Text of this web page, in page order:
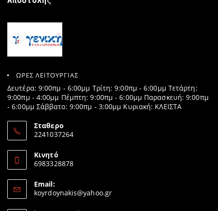
ΩΡΕΣ ΛΕΙΤΟΥΡΓΙΑΣ
Δευτέρα: 9:00πμ - 6:00μμ Τρίτη: 9:00πμ - 6:00μμ Τετάρτη:
9:00πμ - 4:00μμ Πέμπτη: 9:00πμ - 6:00μμ Παρασκευή: 9:00πμ
- 6:00μμ Σάββατο: 9:00πμ - 3:00μμ Κυριακή: ΚΛΕΙΣΤΑ
Σταθερο
2241037264
in
your
Κινητό
6983328878
in
your
application
Email:
koyrdoynakis@yahoo.grOpens